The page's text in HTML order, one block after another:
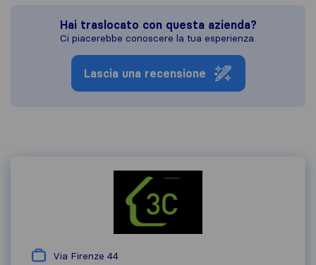
Hai traslocato con questa azienda?
Ci piacerebbe conoscere la tua esperienza.
Lascia una recensione
Via Firenze 44